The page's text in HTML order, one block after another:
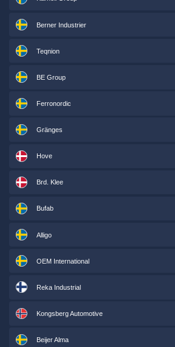
Berner Industrier
Teqnion
BE Group
Ferronordic
Gränges
Hove
Brd. Klee
Bufab
Alligo
OEM International
Reka Industrial
Kongsberg Automotive
Beijer Alma